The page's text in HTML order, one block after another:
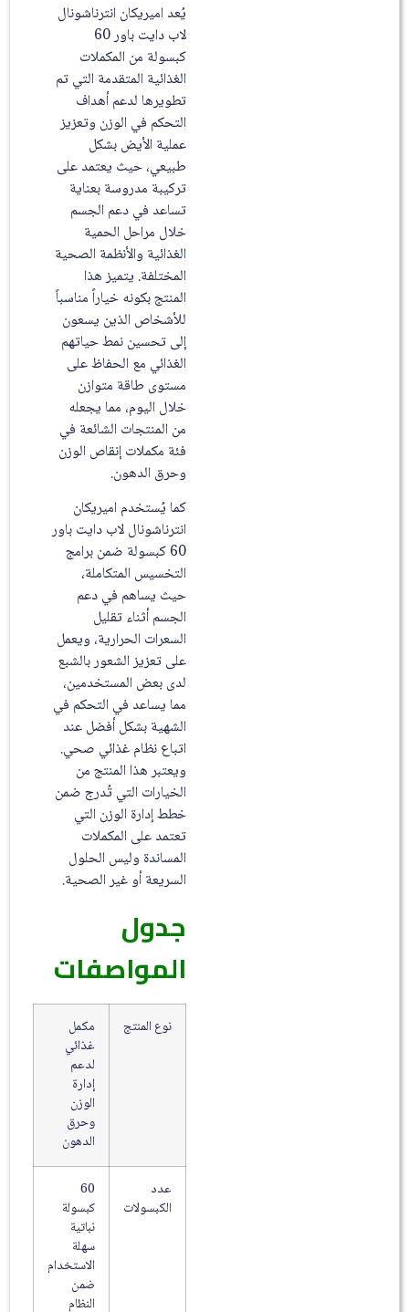
يُعد اميريكان انترناشونال
لاب دايت باور 60
كبسولة من المكملات
الغذائية المتقدمة التي تم
تطويرها لدعم أهداف
التحكم في الوزن وتعزيز
عملية الأيض بشكل
طبيعي، حيث يعتمد على
تركيبة مدروسة بعناية
تساعد في دعم الجسم
خلال مراحل الحمية
الغذائية والأنظمة الصحية
المختلفة. يتميز هذا
المنتج بكونه خياراً مناسباً
للأشخاص الذين يسعون
إلى تحسين نمط حياتهم
الغذائي مع الحفاظ على
مستوى طاقة متوازن
خلال اليوم، مما يجعله
من المنتجات الشائعة في
فئة مكملات إنقاص الوزن
وحرق الدهون.
كما يُستخدم اميريكان
انترناشونال لاب دايت باور
60 كبسولة ضمن برامج
التخسيس المتكاملة،
حيث يساهم في دعم
الجسم أثناء تقليل
السعرات الحرارية، ويعمل
على تعزيز الشعور بالشبع
لدى بعض المستخدمين،
مما يساعد في التحكم في
الشهية بشكل أفضل عند
اتباع نظام غذائي صحي.
ويعتبر هذا المنتج من
الخيارات التي تُدرج ضمن
خطط إدارة الوزن التي
تعتمد على المكملات
المساندة وليس الحلول
السريعة أو غير الصحية.
جدول
المواصفات
نوع المنتج
غذائي
وحرق
الدهون
الكبسولات
كبسولة
الاستخدام